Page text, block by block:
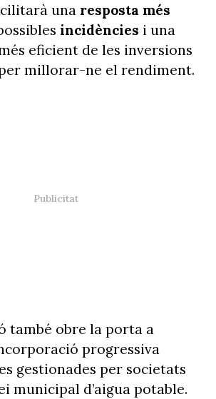
una resposta més
incidències i una
eficient de les inversions
millorar-ne el rendiment.
també obre la porta a
progressiva
gestionades per societats
municipal d’aigua potable.